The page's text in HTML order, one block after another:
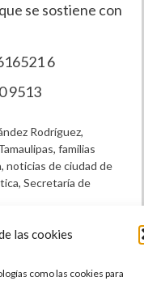
las cookies
como las cookies para
se sostiene con
6
9513
Rodríguez,
, familias
, noticias de ciudad de
, Secretaría de